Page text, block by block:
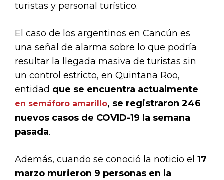
turistas y personal turístico.
El caso de los argentinos en Cancún es
una señal de alarma sobre lo que podría
resultar la llegada masiva de turistas sin
un control estricto, en Quintana Roo,
entidad que se encuentra actualmente
en semáforo amarillo, se registraron 246
nuevos casos de COVID-19 la semana
pasada.
Además, cuando se conoció la noticio el 17
marzo murieron 9 personas en la